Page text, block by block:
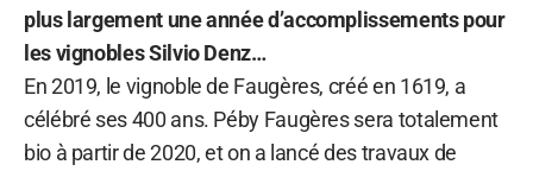
plus largement une année d’accomplissements pour
les vignobles Silvio Denz…
En 2019, le vignoble de Faugères, créé en 1619, a
célébré ses 400 ans. Péby Faugères sera totalement
bio à partir de 2020, et on a lancé des travaux de